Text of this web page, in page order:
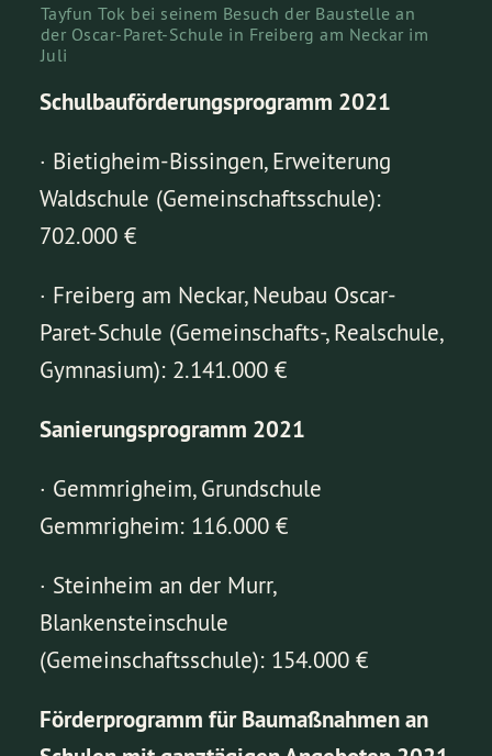
Tayfun Tok bei seinem Besuch der Baustelle an
der Oscar-Paret-Schule in Freiberg am Neckar im
Juli
Schulbauförderungsprogramm 2021
· Bietigheim-Bissingen, Erweiterung
Waldschule (Gemeinschaftsschule):
702.000 €
· Freiberg am Neckar, Neubau Oscar-
Paret-Schule (Gemeinschafts-, Realschule,
Gymnasium): 2.141.000 €
Sanierungsprogramm 2021
· Gemmrigheim, Grundschule
Gemmrigheim: 116.000 €
· Steinheim an der Murr,
Blankensteinschule
(Gemeinschaftsschule): 154.000 €
Förderprogramm für Baumaßnahmen an